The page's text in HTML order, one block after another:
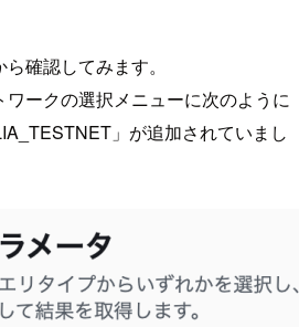
確認してみます。
ークの選択メニューに次のように
」が追加されていまし